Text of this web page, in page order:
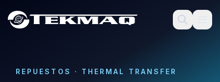
REPUESTOS · THERMAL TRANSFER